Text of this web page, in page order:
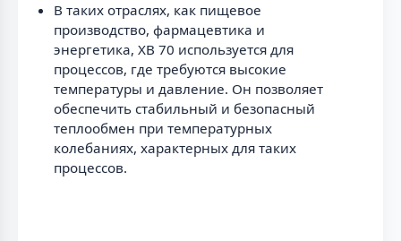
В таких отраслях, как пищевое
производство, фармацевтика и
энергетика, XB 70 используется для
процессов, где требуются высокие
температуры и давление. Он позволяет
обеспечить стабильный и безопасный
теплообмен при температурных
колебаниях, характерных для таких
процессов.